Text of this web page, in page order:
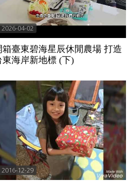
2026-04-02
箱臺東碧海星辰休閒農場 打造
東海岸新地標 (下)
2016-12-29